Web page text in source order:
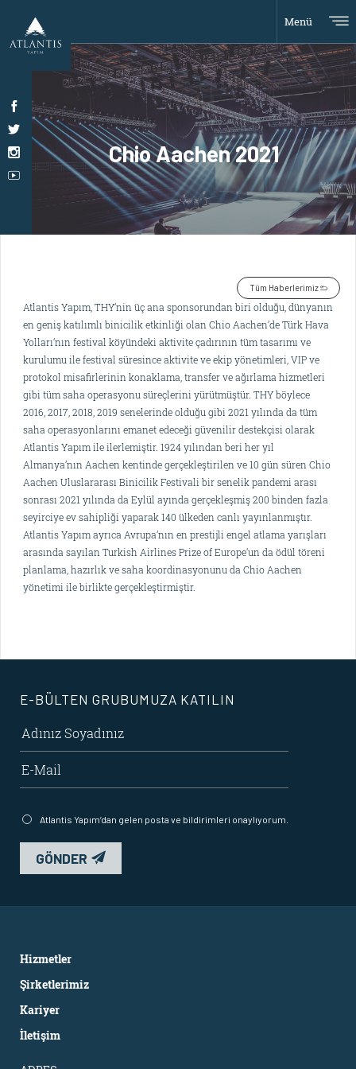
Menü
Chio Aachen 2021
Tüm Haberlerimiz
Atlantis Yapım, THY’nin üç ana sponsorundan biri olduğu, dünyanın
en geniş katılımlı binicilik etkinliği olan Chio Aachen’de Türk Hava
Yolları’nın festival köyündeki aktivite çadırının tüm tasarımı ve
kurulumu ile festival süresince aktivite ve ekip yönetimleri, VIP ve
protokol misafirlerinin konaklama, transfer ve ağırlama hizmetleri
gibi tüm saha operasyonu süreçlerini yürütmüştür. THY böylece
2016, 2017, 2018, 2019 senelerinde olduğu gibi 2021 yılında da tüm
saha operasyonlarını emanet edeceği güvenilir destekçisi olarak
Atlantis Yapım ile ilerlemiştir. 1924 yılından beri her yıl
Almanya’nın Aachen kentinde gerçekleştirilen ve 10 gün süren Chio
Aachen Uluslararası Binicilik Festivali bir senelik pandemi arası
sonrası 2021 yılında da Eylül ayında gerçekleşmiş 200 binden fazla
seyirciye ev sahipliği yaparak 140 ülkeden canlı yayınlanmıştır.
Atlantis Yapım ayrıca Avrupa’nın en prestijli engel atlama yarışları
arasında sayılan Turkish Airlines Prize of Europe’un da ödül töreni
planlama, hazırlık ve saha koordinasyonunu da Chio Aachen
yönetimi ile birlikte gerçekleştirmiştir.
E-BÜLTEN GRUBUMUZA KATILIN
Atlantis Yapım’dan gelen posta ve bildirimleri onaylıyorum.
GÖNDER
Hizmetler
Şirketlerimiz
Kariyer
İletişim